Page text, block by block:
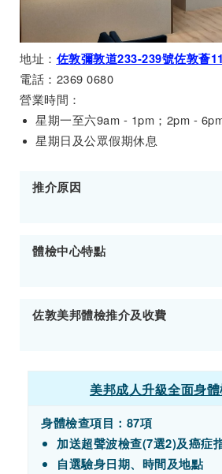
地址： 佐敦彌敦道233-239號佐敦薈
電話：2369 0680
營業時間：
星期一至六9am - 1pm；2pm -
星期日及公眾假期休息
推介原因
體檢中心特點
佐敦美邦體檢推介及收費
美邦成人升級全面身
身體檢查項目：87項
加送超聲波檢查(7選2)及癌症
自選驗身日期、時間及地點